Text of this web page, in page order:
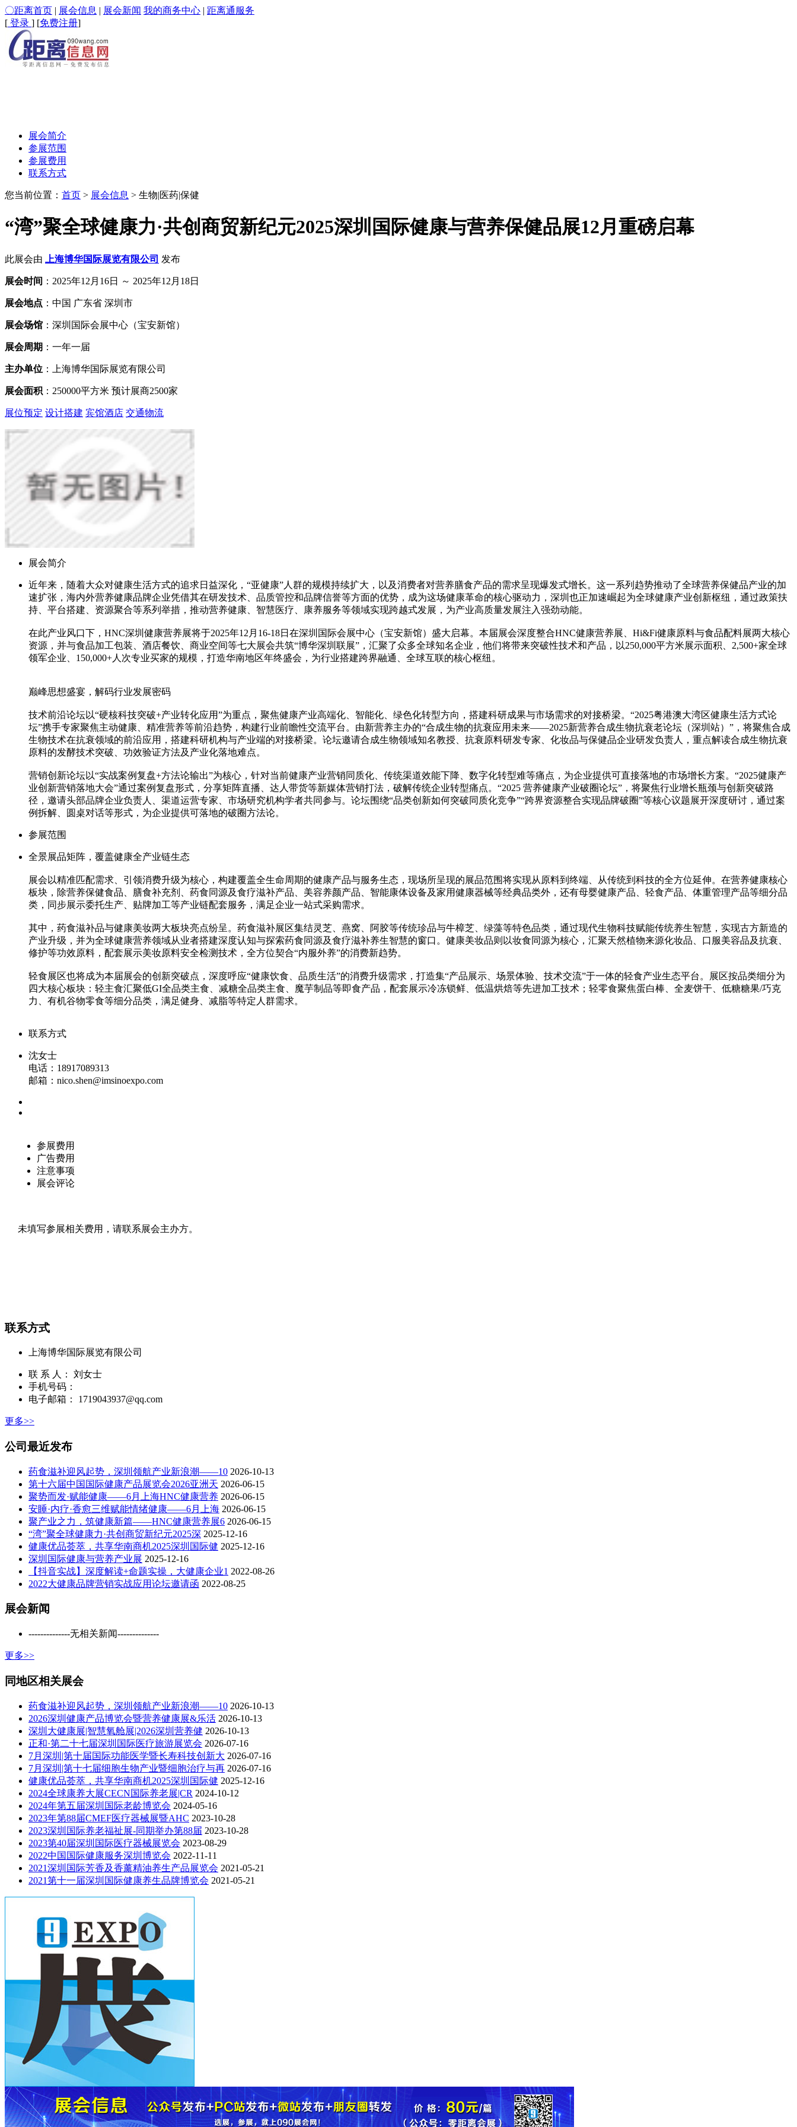
〇距离首页 | 展会信息 | 展会新闻 我的商务中心 | 距离通服务
[ 登录 ] [免费注册]
展会简介
参展范围
参展费用
联系方式
您当前位置： 首页 > 展会信息 > 生物|医药|保健
“湾”聚全球健康力·共创商贸新纪元2025深圳国际健康与营养保健品展12月重磅启幕
此展会由 上海博华国际展览有限公司 发布
展会时间 ：2025年12月16日 ～ 2025年12月18日
展会地点 ：中国 广东省 深圳市
展会场馆 ：深圳国际会展中心（宝安新馆）
展会周期 ：一年一届
主办单位 ：上海博华国际展览有限公司
展会面积 ：250000平方米 预计展商2500家
展位预定 设计搭建 宾馆酒店 交通物流
展会简介
近年来，随着大众对健康生活方式的追求日益深化，“亚健康”人群的规模持续扩大，以及消费者对营养膳食产品的需求呈现爆发式增长。这一系列趋势推动了全球营养保健品产业的加
速扩张，海内外营养健康品牌企业凭借其在研发技术、品质管控和品牌信誉等方面的优势，成为这场健康革命的核心驱动力，深圳也正加速崛起为全球健康产业创新枢纽，通过政策扶
持、平台搭建、资源聚合等系列举措，推动营养健康、智慧医疗、康养服务等领域实现跨越式发展，为产业高质量发展注入强劲动能。
在此产业风口下，HNC深圳健康营养展将于2025年12月16-18日在深圳国际会展中心（宝安新馆）盛大启幕。本届展会深度整合HNC健康营养展、Hi&Fi健康原料与食品配料展两大核心
资源，并与食品加工包装、酒店餐饮、商业空间等七大展会共筑“博华深圳联展”，汇聚了众多全球知名企业，他们将带来突破性技术和产品，以250,000平方米展示面积、2,500+家全球
领军企业、150,000+人次专业买家的规模，打造华南地区年终盛会，为行业搭建跨界融通、全球互联的核心枢纽。
巅峰思想盛宴，解码行业发展密码
技术前沿论坛以“硬核科技突破+产业转化应用”为重点，聚焦健康产业高端化、智能化、绿色化转型方向，搭建科研成果与市场需求的对接桥梁。“2025粤港澳大湾区健康生活方式论
坛”携手专家聚焦主动健康、精准营养等前沿趋势，构建行业前瞻性交流平台。由新营养主办的“合成生物的抗衰应用未来——2025新营养合成生物抗衰老论坛（深圳站）”，将聚焦合成
生物技术在抗衰领域的前沿应用，搭建科研机构与产业端的对接桥梁。论坛邀请合成生物领域知名教授、抗衰原料研发专家、化妆品与保健品企业研发负责人，重点解读合成生物抗衰
原料的发酵技术突破、功效验证方法及产业化落地难点。
营销创新论坛以“实战案例复盘+方法论输出”为核心，针对当前健康产业营销同质化、传统渠道效能下降、数字化转型难等痛点，为企业提供可直接落地的市场增长方案。“2025健康产
业创新营销落地大会”通过案例复盘形式，分享矩阵直播、达人带货等新媒体营销打法，破解传统企业转型痛点。“2025 营养健康产业破圈论坛”，将聚焦行业增长瓶颈与创新突破路
径，邀请头部品牌企业负责人、渠道运营专家、市场研究机构学者共同参与。论坛围绕“品类创新如何突破同质化竞争”“跨界资源整合实现品牌破圈”等核心议题展开深度研讨，通过案
例拆解、圆桌对话等形式，为企业提供可落地的破圈方法论。
参展范围
全景展品矩阵，覆盖健康全产业链生态
展会以精准匹配需求、引领消费升级为核心，构建覆盖全生命周期的健康产品与服务生态，现场所呈现的展品范围将实现从原料到终端、从传统到科技的全方位延伸。在营养健康核心
板块，除营养保健食品、膳食补充剂、药食同源及食疗滋补产品、美容养颜产品、智能康体设备及家用健康器械等经典品类外，还有母婴健康产品、轻食产品、体重管理产品等细分品
类，同步展示委托生产、贴牌加工等产业链配套服务，满足企业一站式采购需求。
其中，药食滋补品与健康美妆两大板块亮点纷呈。药食滋补展区集结灵芝、燕窝、阿胶等传统珍品与牛樟芝、绿藻等特色品类，通过现代生物科技赋能传统养生智慧，实现古方新造的
产业升级，并为全球健康营养领域从业者搭建深度认知与探索药食同源及食疗滋补养生智慧的窗口。健康美妆品则以妆食同源为核心，汇聚天然植物来源化妆品、口服美容品及抗衰、
修护等功效原料，配套展示美妆原料安全检测技术，全方位契合“内服外养”的消费新趋势。
轻食展区也将成为本届展会的创新突破点，深度呼应“健康饮食、品质生活”的消费升级需求，打造集“产品展示、场景体验、技术交流”于一体的轻食产业生态平台。展区按品类细分为
四大核心板块：轻主食汇聚低GI全品类主食、减糖全品类主食、魔芋制品等即食产品，配套展示冷冻锁鲜、低温烘焙等先进加工技术；轻零食聚焦蛋白棒、全麦饼干、低糖糖果/巧克
力、有机谷物零食等细分品类，满足健身、减脂等特定人群需求。
联系方式
沈女士
电话：18917089313
邮箱：nico.shen@imsinoexpo.com
参展费用
广告费用
注意事项
展会评论
未填写参展相关费用，请联系展会主办方。
联系方式
上海博华国际展览有限公司
联 系 人： 刘女士
手机号码：
电子邮箱： 1719043937@qq.com
更多>>
公司最近发布
药食滋补迎风起势，深圳领航产业新浪潮——10 2026-10-13
第十六届中国国际健康产品展览会2026亚洲天 2026-06-15
聚势而发·赋能健康——6月上海HNC健康营养 2026-06-15
安睡·内疗·香愈三维赋能情绪健康——6月上海 2026-06-15
聚产业之力，筑健康新篇——HNC健康营养展6 2026-06-15
“湾”聚全球健康力·共创商贸新纪元2025深 2025-12-16
健康优品荟萃，共享华南商机2025深圳国际健 2025-12-16
深圳国际健康与营养产业展 2025-12-16
【抖音实战】深度解读+命题实操，大健康企业1 2022-08-26
2022大健康品牌营销实战应用论坛邀请函 2022-08-25
展会新闻
--------------无相关新闻--------------
更多>>
同地区相关展会
药食滋补迎风起势，深圳领航产业新浪潮——10 2026-10-13
2026深圳健康产品博览会暨营养健康展&乐活 2026-10-13
深圳大健康展|智慧氧舱展|2026深圳营养健 2026-10-13
正和·第二十七届深圳国际医疗旅游展览会 2026-07-16
7月深圳|第十届国际功能医学暨长寿科技创新大 2026-07-16
7月深圳|第十七届细胞生物产业暨细胞治疗与再 2026-07-16
健康优品荟萃，共享华南商机2025深圳国际健 2025-12-16
2024全球康养大展CECN国际养老展|CR 2024-10-12
2024年第五届深圳国际老龄博览会 2024-05-16
2023年第88届CMEF医疗器械展暨AHC 2023-10-28
2023深圳国际养老福祉展-同期举办第88届 2023-10-28
2023第40届深圳国际医疗器械展览会 2023-08-29
2022中国国际健康服务深圳博览会 2022-11-11
2021深圳国际芳香及香薰精油养生产品展览会 2021-05-21
2021第十一届深圳国际健康养生品牌博览会 2021-05-21